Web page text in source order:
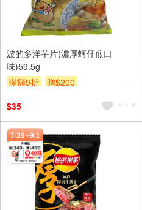
波的多洋芋片(濃厚蚵仔煎口
味)59.5g
滿額9折
贈$200
$35